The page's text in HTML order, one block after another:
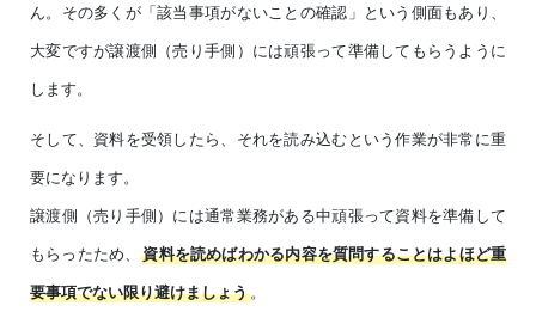
ん。その多くが「該当事項がないことの確認」という側面もあり、
大変ですが譲渡側（売り手側）には頑張って準備してもらうように
します。
そして、資料を受領したら、それを読み込むという作業が非常に重
要になります。
譲渡側（売り手側）には通常業務がある中頑張って資料を準備して
もらったため、資料を読めばわかる内容を質問することはよほど重
要事項でない限り避けましょう。